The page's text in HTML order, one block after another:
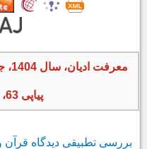
پیاپی 63، تابستان
بررسی تطبیقی دیدگاه قرآن